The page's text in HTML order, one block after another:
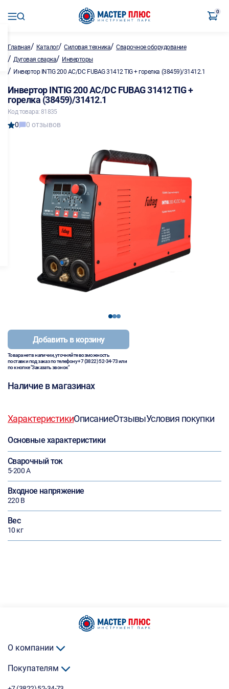
0
Главная/ Каталог/Силовая техника/Сварочное оборудование
/ Дуговая сварка/ Инверторы
/ Инвертор INTIG 200 AC/DC FUBAG 31412 TIG + горелка (38459)/31412.1
Инвертор INTIG 200 AC/DC FUBAG 31412 TIG +
горелка (38459)/31412.1
Код товара: 81835
0 0 отзывов
123
Добавить в корзину
Товара нет в наличии, уточняйте возможность
поставки под заказ по телефону+7 (3822) 52-34-73или
по кнопке "Заказать звонок"
Наличие в магазинах
ХарактеристикиОписаниеОтзывыУсловия покупки
Основные характеристики
Сварочный ток
5-200 А
Входное напряжение
220 В
Вес
10 кг
О компании
Покупателям